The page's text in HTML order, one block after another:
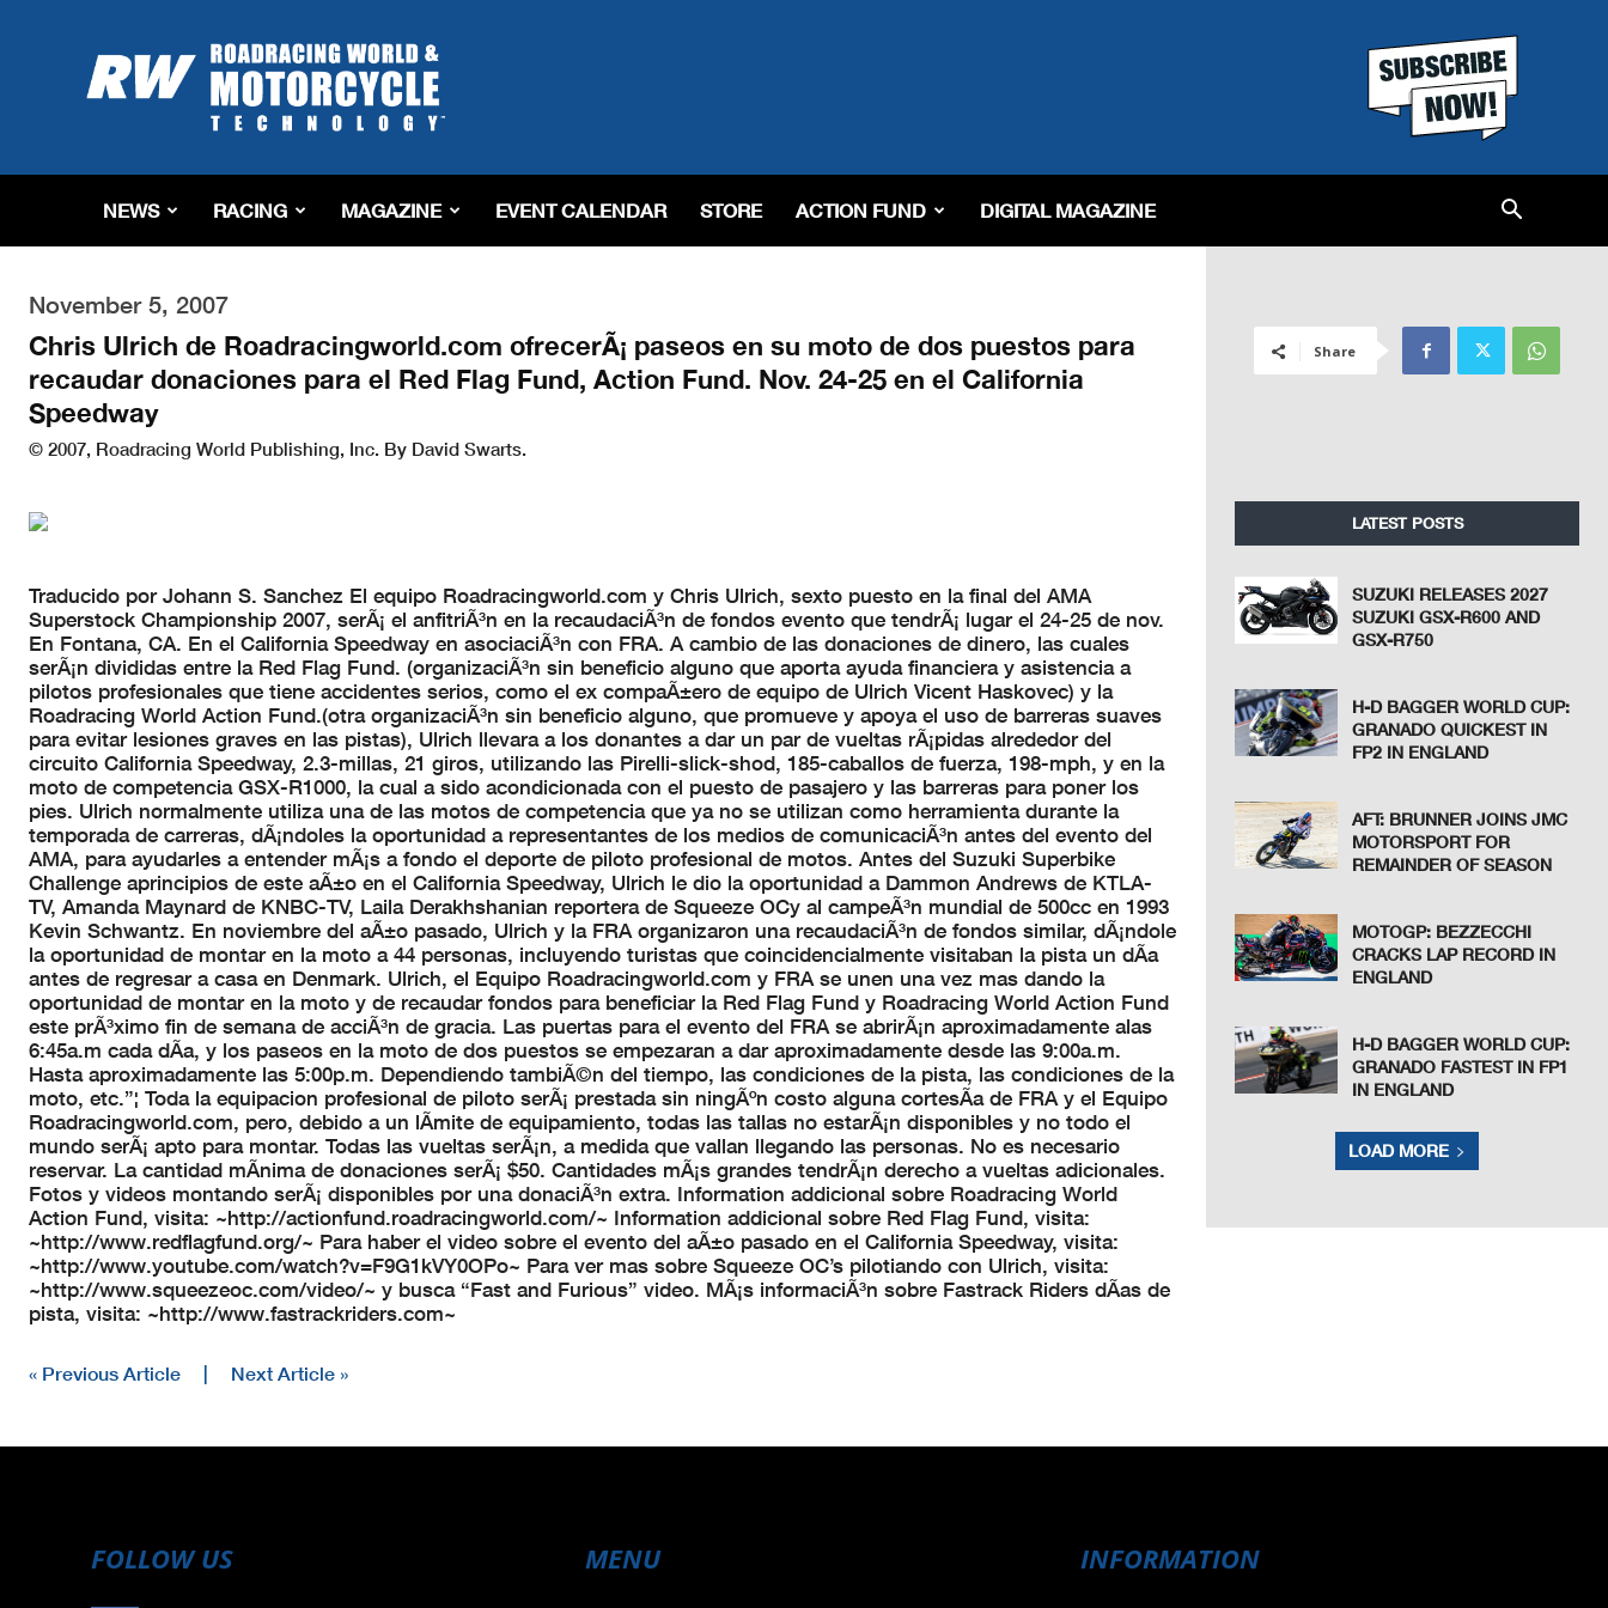
Roadracing
World
Magazine
Riding,
&
Tech
NEWS RACING MAGAZINE EVENT CALENDAR STORE ACTION FUND DIGITAL MAGAZINE
November 5, 2007
Chris Ulrich de Roadracingworld.com ofrecerÃ¡ paseos en su moto de dos puestos para
recaudar donaciones para el Red Flag Fund, Action Fund. Nov. 24-25 en el California
Speedway
© 2007, Roadracing World Publishing, Inc. By David Swarts.
Traducido por Johann S. Sanchez El equipo Roadracingworld.com y Chris Ulrich, sexto puesto en la final del AMA
Superstock Championship 2007, serÃ¡ el anfitriÃ³n en la recaudaciÃ³n de fondos evento que tendrÃ¡ lugar el 24-25 de nov.
En Fontana, CA. En el California Speedway en asociaciÃ³n con FRA. A cambio de las donaciones de dinero, las cuales
serÃ¡n divididas entre la Red Flag Fund. (organizaciÃ³n sin beneficio alguno que aporta ayuda financiera y asistencia a
pilotos profesionales que tiene accidentes serios, como el ex compaÃ±ero de equipo de Ulrich Vicent Haskovec) y la
Roadracing World Action Fund.(otra organizaciÃ³n sin beneficio alguno, que promueve y apoya el uso de barreras suaves
para evitar lesiones graves en las pistas), Ulrich llevara a los donantes a dar un par de vueltas rÃ¡pidas alrededor del
circuito California Speedway, 2.3-millas, 21 giros, utilizando las Pirelli-slick-shod, 185-caballos de fuerza, 198-mph, y en la
moto de competencia GSX-R1000, la cual a sido acondicionada con el puesto de pasajero y las barreras para poner los
pies. Ulrich normalmente utiliza una de las motos de competencia que ya no se utilizan como herramienta durante la
temporada de carreras, dÃ¡ndoles la oportunidad a representantes de los medios de comunicaciÃ³n antes del evento del
AMA, para ayudarles a entender mÃ¡s a fondo el deporte de piloto profesional de motos. Antes del Suzuki Superbike
Challenge aprincipios de este aÃ±o en el California Speedway, Ulrich le dio la oportunidad a Dammon Andrews de KTLA-
TV, Amanda Maynard de KNBC-TV, Laila Derakhshanian reportera de Squeeze OCy al campeÃ³n mundial de 500cc en 1993
Kevin Schwantz. En noviembre del aÃ±o pasado, Ulrich y la FRA organizaron una recaudaciÃ³n de fondos similar, dÃ¡ndole
la oportunidad de montar en la moto a 44 personas, incluyendo turistas que coincidencialmente visitaban la pista un dÃ­a
antes de regresar a casa en Denmark. Ulrich, el Equipo Roadracingworld.com y FRA se unen una vez mas dando la
oportunidad de montar en la moto y de recaudar fondos para beneficiar la Red Flag Fund y Roadracing World Action Fund
este prÃ³ximo fin de semana de acciÃ³n de gracia. Las puertas para el evento del FRA se abrirÃ¡n aproximadamente alas
6:45a.m cada dÃ­a, y los paseos en la moto de dos puestos se empezaran a dar aproximadamente desde las 9:00a.m.
Hasta aproximadamente las 5:00p.m. Dependiendo tambiÃ©n del tiempo, las condiciones de la pista, las condiciones de la
moto, etc.”¦ Toda la equipacion profesional de piloto serÃ¡ prestada sin ningÃºn costo alguna cortesÃ­a de FRA y el Equipo
Roadracingworld.com, pero, debido a un lÃ­mite de equipamiento, todas las tallas no estarÃ¡n disponibles y no todo el
mundo serÃ¡ apto para montar. Todas las vueltas serÃ¡n, a medida que vallan llegando las personas. No es necesario
reservar. La cantidad mÃ­nima de donaciones serÃ¡ $50. Cantidades mÃ¡s grandes tendrÃ¡n derecho a vueltas adicionales.
Fotos y videos montando serÃ¡ disponibles por una donaciÃ³n extra. Information addicional sobre Roadracing World
Action Fund, visita: ~http://actionfund.roadracingworld.com/~ Information addicional sobre Red Flag Fund, visita:
~http://www.redflagfund.org/~ Para haber el video sobre el evento del aÃ±o pasado en el California Speedway, visita:
~http://www.youtube.com/watch?v=F9G1kVY0OPo~ Para ver mas sobre Squeeze OC’s pilotiando con Ulrich, visita:
~http://www.squeezeoc.com/video/~ y busca “Fast and Furious” video. MÃ¡s informaciÃ³n sobre Fastrack Riders dÃ­as de
pista, visita: ~http://www.fastrackriders.com~
« Previous Article | Next Article »
Share
LATEST POSTS
SUZUKI RELEASES 2027
SUZUKI GSX-R600 AND
GSX-R750
H-D BAGGER WORLD CUP:
GRANADO QUICKEST IN
FP2 IN ENGLAND
AFT: BRUNNER JOINS JMC
MOTORSPORT FOR
REMAINDER OF SEASON
MOTOGP: BEZZECCHI
CRACKS LAP RECORD IN
ENGLAND
H-D BAGGER WORLD CUP:
GRANADO FASTEST IN FP1
IN ENGLAND
LOAD MORE
FOLLOW US MENU INFORMATION